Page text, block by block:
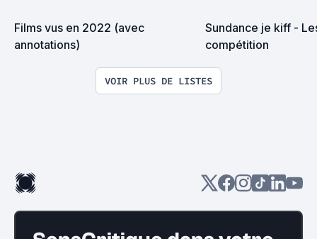
Films vus en 2022 (avec
annotations)
Sundance je kiff -
compétition
VOIR PLUS DE LISTES